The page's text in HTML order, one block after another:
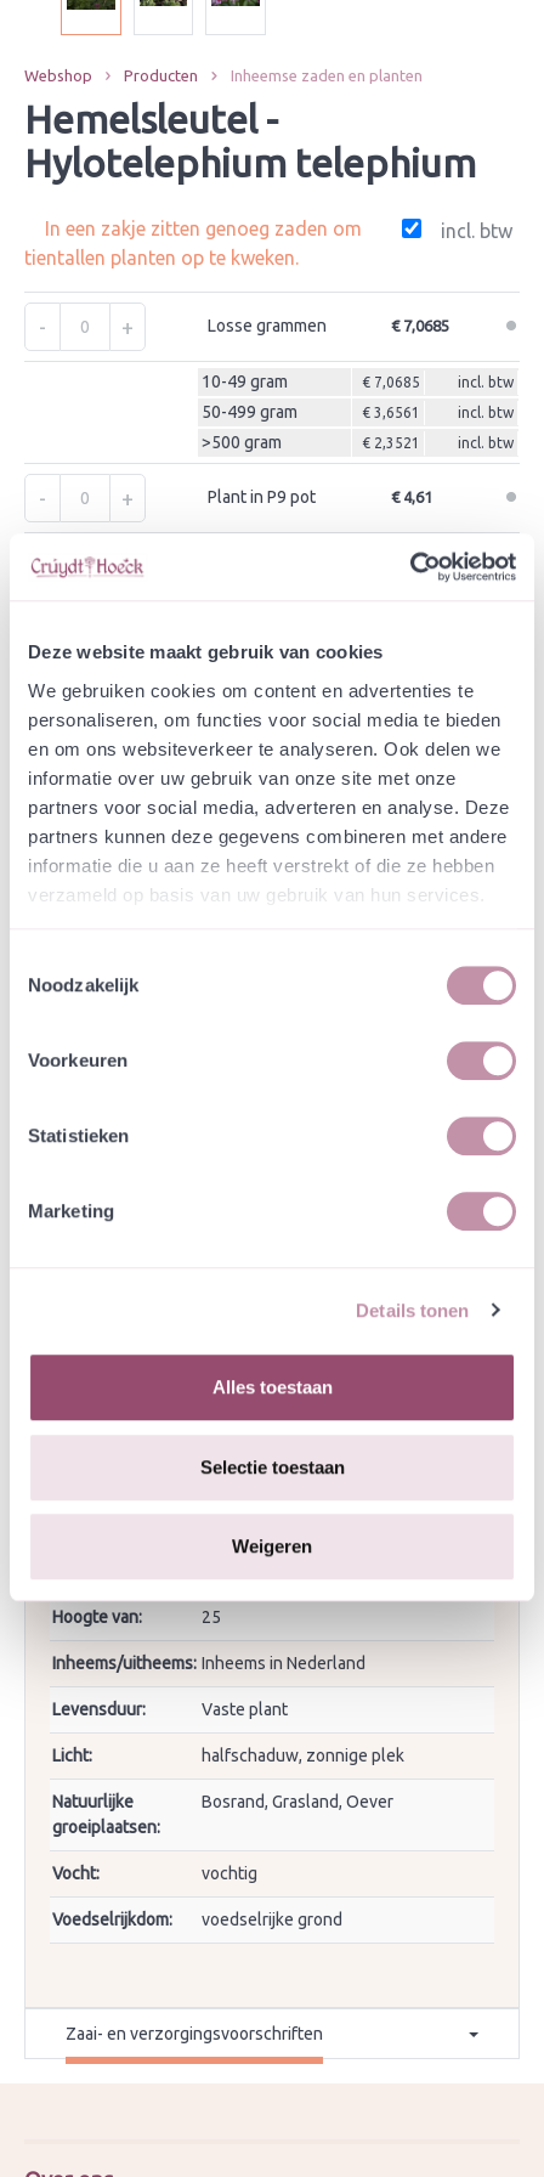
Deze website maakt gebruik van cookies
We gebruiken cookies om content en advertenties te
personaliseren, om functies voor social media te bieden
en om ons websiteverkeer te analyseren. Ook delen we
informatie over uw gebruik van onze site met onze
partners voor social media, adverteren en analyse. Deze
partners kunnen deze gegevens combineren met andere
informatie die u aan ze heeft verstrekt of die ze hebben
verzameld op basis van uw gebruik van hun services.
Noodzakelijk
Voorkeuren
Statistieken
Marketing
Details tonen
Alles toestaan
Selectie toestaan
Weigeren
Webshop Producten Inheemse zaden en planten
Hemelsleutel -
Hylotelephium telephium
In een zakje zitten genoeg zaden om
tientallen planten op te kweken.
incl. btw
- + Losse grammen € 7,0685
10-49 gram € 7,0685 incl. btw
50-499 gram € 3,6561 incl. btw
>500 gram € 2,3521 incl. btw
- + Plant in P9 pot € 4,61
- + € 4,36
In winkelwagen
Natuurvriendelijke kwekerij
Jouw bestelling draagt bij aan meer biodiversiteit
Specificatie
redelijk vochtige bermen en graslanden. Het kan
witgroene bloemen. We zijn momenteel (2025) aan
het onderzoeken of we ook zaden kunnen telen
juli
Hoogte van: 25
Inheems/uitheems: Inheems in Nederland
Levensduur: Vaste plant
Licht: halfschaduw, zonnige plek
Natuurlijke
groeiplaatsen:
Bosrand, Grasland, Oever
Vocht: vochtig
Voedselrijkdom: voedselrijke grond
Zaai- en verzorgingsvoorschriften